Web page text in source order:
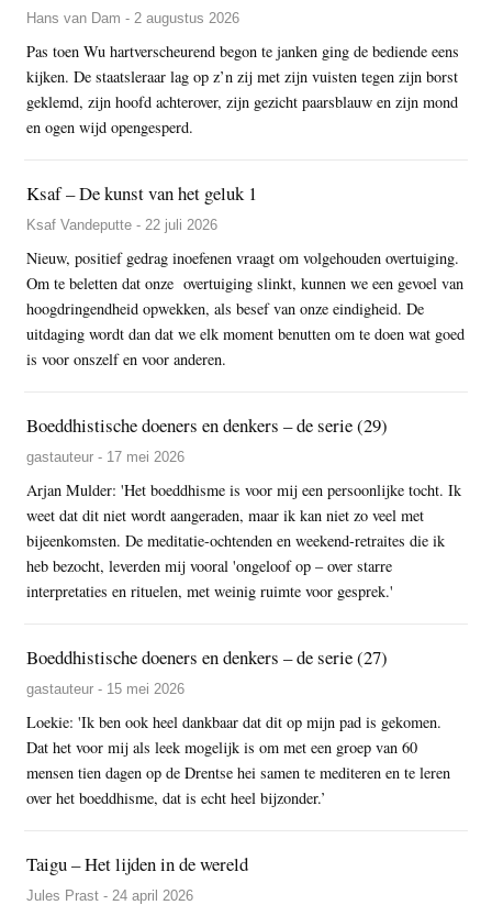
Hans van Dam - 2 augustus 2026
Pas toen Wu hartverscheurend begon te janken ging de bediende eens
kijken. De staatsleraar lag op z’n zij met zijn vuisten tegen zijn borst
geklemd, zijn hoofd achterover, zijn gezicht paarsblauw en zijn mond
en ogen wijd opengesperd.
Ksaf – De kunst van het geluk 1
Ksaf Vandeputte - 22 juli 2026
Nieuw, positief gedrag inoefenen vraagt om volgehouden overtuiging.
Om te beletten dat onze overtuiging slinkt, kunnen we een gevoel van
hoogdringendheid opwekken, als besef van onze eindigheid. De
uitdaging wordt dan dat we elk moment benutten om te doen wat goed
is voor onszelf en voor anderen.
Boeddhistische doeners en denkers – de serie (29)
gastauteur - 17 mei 2026
Arjan Mulder: 'Het boeddhisme is voor mij een persoonlijke tocht. Ik
weet dat dit niet wordt aangeraden, maar ik kan niet zo veel met
bijeenkomsten. De meditatie-ochtenden en weekend-retraites die ik
heb bezocht, leverden mij vooral 'ongeloof op – over starre
interpretaties en rituelen, met weinig ruimte voor gesprek.'
Boeddhistische doeners en denkers – de serie (27)
gastauteur - 15 mei 2026
Loekie: 'Ik ben ook heel dankbaar dat dit op mijn pad is gekomen.
Dat het voor mij als leek mogelijk is om met een groep van 60
mensen tien dagen op de Drentse hei samen te mediteren en te leren
over het boeddhisme, dat is echt heel bijzonder.’
Taigu – Het lijden in de wereld
Jules Prast - 24 april 2026